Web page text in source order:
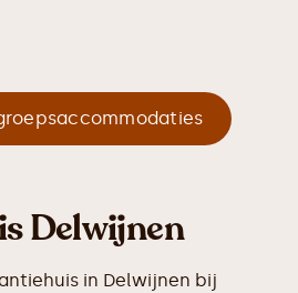
Delwijnen
in Delwijnen bij